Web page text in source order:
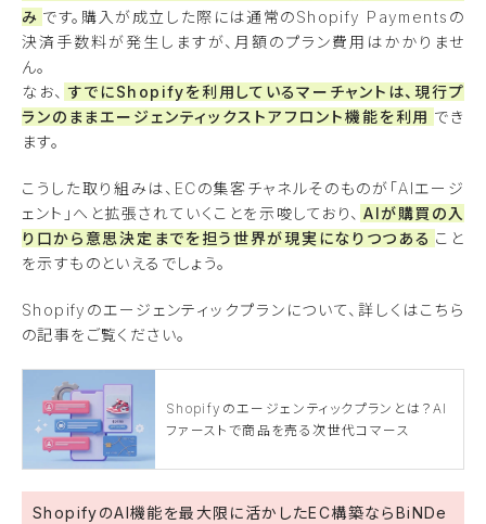
み です。購入が成立した際には通常のShopify Paymentsの
決済手数料が発生しますが、月額のプラン費用はかかりませ
ん。
なお、 すでにShopifyを利用しているマーチャントは、現行プ
ランのままエージェンティックストアフロント機能を利用 でき
ます。
こうした取り組みは、ECの集客チャネルそのものが「AIエージ
ェント」へと拡張されていくことを示唆しており、 AIが購買の入
り口から意思決定までを担う世界が現実になりつつある こと
を示すものといえるでしょう。
Shopifyのエージェンティックプランについて、詳しくはこちら
の記事をご覧ください。
Shopifyのエージェンティックプランとは？AI
ファーストで商品を売る次世代コマース
ShopifyのAI機能を最大限に活かしたEC構築ならBiNDe